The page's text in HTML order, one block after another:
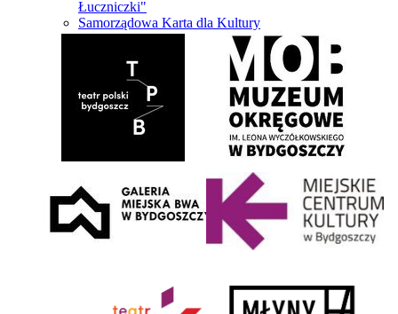
Łuczniczki"
Samorządowa Karta dla Kultury